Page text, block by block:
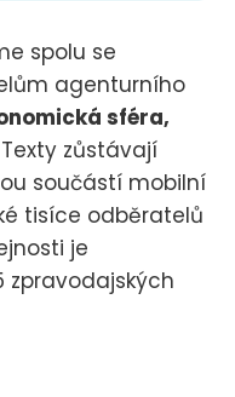
spolu se
agenturního
sféra,
Texty zůstávají
součástí mobilní
tisíce odběratelů
je
zpravodajských